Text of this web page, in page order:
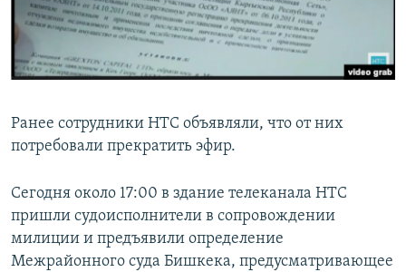
Ранее сотрудники НТС объявляли, что от них
потребовали прекратить эфир.
Сегодня около 17:00 в здание телеканала НТС
пришли судоисполнители в сопровождении
милиции и предъявили определение
Межрайонного суда Бишкека, предусматривающее